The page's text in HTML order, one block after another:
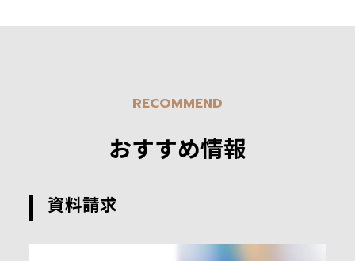
RECOMMEND
おすすめ情報
資料請求